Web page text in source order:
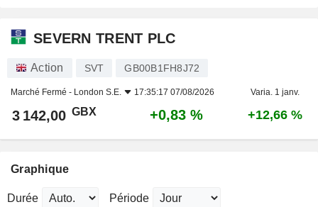
SEVERN TRENT PLC
Action SVT GB00B1FH8J72
Marché Fermé - London S.E. 17:35:17 07/08/2026 Varia. 1 janv.
3 142,00 GBX +0,83 % +12,66 %
Graphique
Durée Période